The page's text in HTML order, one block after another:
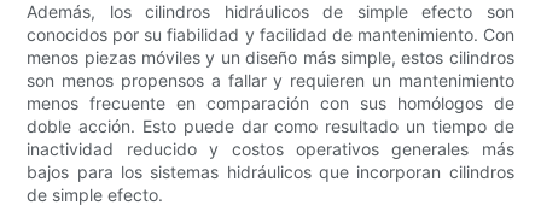
Además, los cilindros hidráulicos de simple efecto son
conocidos por su fiabilidad y facilidad de mantenimiento. Con
menos piezas móviles y un diseño más simple, estos cilindros
son menos propensos a fallar y requieren un mantenimiento
menos frecuente en comparación con sus homólogos de
doble acción. Esto puede dar como resultado un tiempo de
inactividad reducido y costos operativos generales más
bajos para los sistemas hidráulicos que incorporan cilindros
de simple efecto.